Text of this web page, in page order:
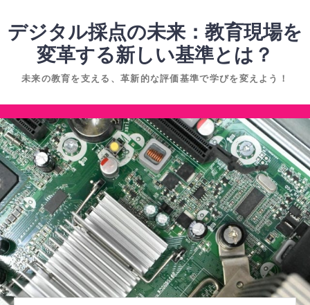
ン
へ
ス
キ
ッ
プ
デジタル採点の未来：教育現場を
変革する新しい基準とは？
未来の教育を支える、革新的な評価基準で学びを変えよう！
コ
ン
テ
ン
ツ
へ
ス
キ
ッ
プ